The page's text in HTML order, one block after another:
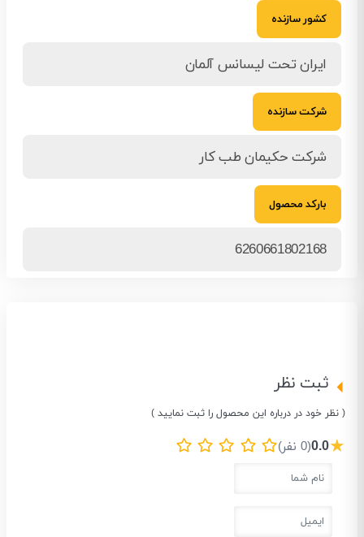
کشور سازنده
ایران تحت لیسانس آلمان
شرکت سازنده
شرکت حکیمان طب کار
بارکد محصول
6260661802168
ثبت نظر
( نظر خود در درباره این محصول را ثبت نمایید )
★
0.0(0 نفر)